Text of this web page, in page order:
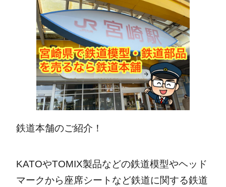
鉄道本舗のご紹介！
KATOやTOMIX製品などの鉄道模型やヘッド
マークから座席シートなど鉄道に関する鉄道